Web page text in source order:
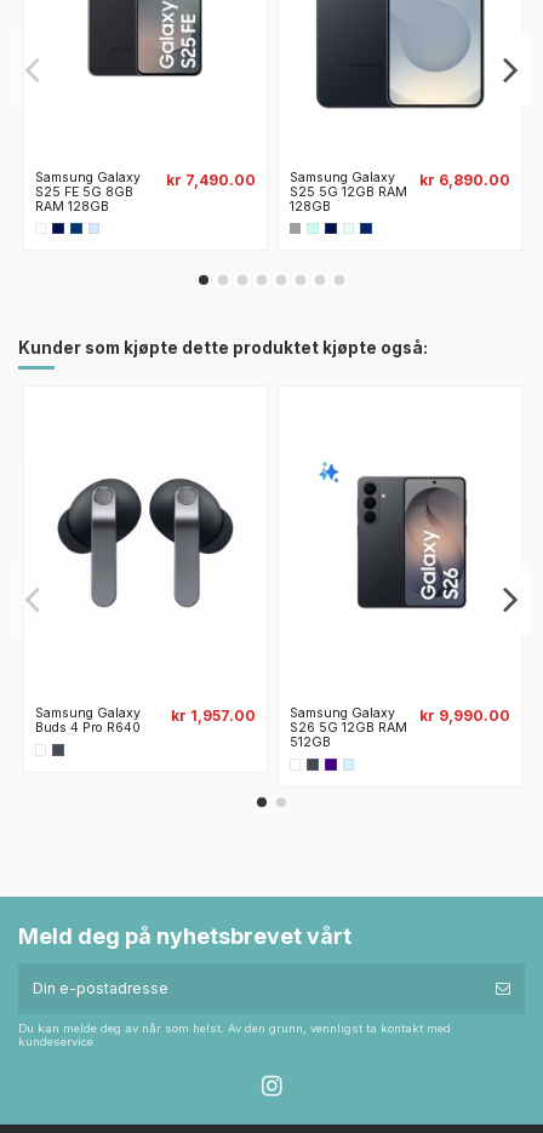
Samsung Galaxy
S25 FE 5G 8GB
RAM 128GB
kr 7,490.00
Samsung Galaxy
S25 5G 12GB RAM
128GB
kr 6,890.00
Kunder som kjøpte dette produktet kjøpte også:
Samsung Galaxy
Buds 4 Pro R640
kr 1,957.00
Samsung Galaxy
S26 5G 12GB RAM
512GB
kr 9,990.00
Meld deg på nyhetsbrevet vårt
Du kan melde deg av når som helst. Av den grunn, vennligst ta kontakt med
kundeservice